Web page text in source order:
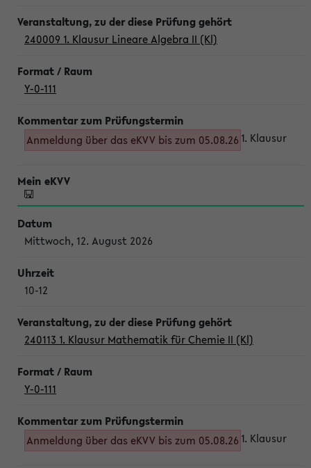
240009 1. Klausur Lineare Algebra II (Kl)
Y-0-111
Anmeldung über das eKVV bis zum 05.08.26 1. Klausur
Mittwoch, 12. August 2026
10-12
240113 1. Klausur Mathematik für Chemie II (Kl)
Y-0-111
Anmeldung über das eKVV bis zum 05.08.26 1. Klausur